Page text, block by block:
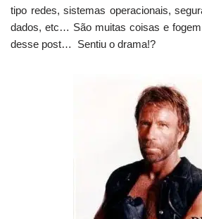
tipo redes, sistemas operacionais,
dados, etc… São muitas coisas e
desse post… Sentiu o drama!?